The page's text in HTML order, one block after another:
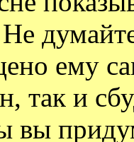
ему
так и
вы